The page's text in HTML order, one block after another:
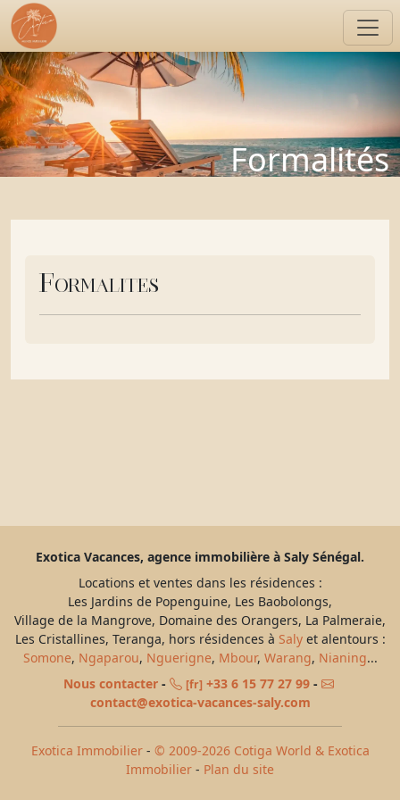
Formalités
Formalités
Exotica Vacances, agence immobilière à Saly Sénégal.
Locations et ventes dans les résidences :
Les Jardins de Popenguine, Les Baobolongs,
Village de la Mangrove, Domaine des Orangers, La Palmeraie,
Les Cristallines, Teranga, hors résidences à Salyet alentours :
Somone, Ngaparou, Nguerigne, Mbour, Warang, Nianing...
Nous contacter - [fr] +33 6 15 77 27 99 -
contact@exotica-vacances-saly.com
Exotica Immobilier - © 2009-2026 Cotiga World & Exotica
Immobilier - Plan du site